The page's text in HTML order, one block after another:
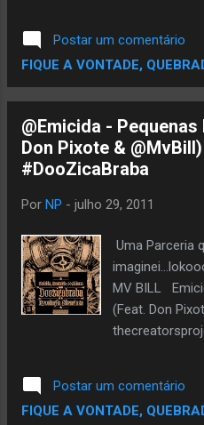
varias vezes
Postar um comentário
FIQUE A VONTADE,
@Emicida -
Don Pixote & @MvBill)
#DooZicaBraba
Por NP - julho 29, 2011
Uma Parceria
MV BILL
(Feat. Don
faixa
novo disco
Postar um comentário
FIQUE A VONTADE,